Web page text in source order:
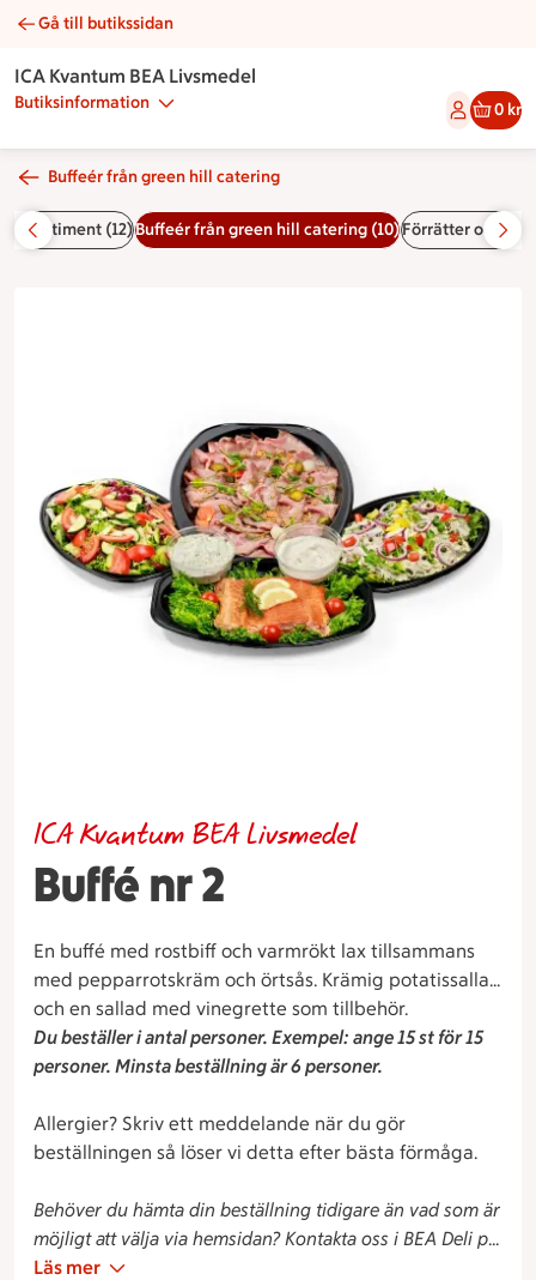
Buffé nr 2 | Catering ICA Kvantum BEA Livsmedel
Gå till butikssidan
ICA Kvantum BEA Livsmedel
Butiksinformation 0 kr
Buffeér från green hill catering
(12)Buffeér från green hill catering (10)Förrätter och
Buffé nr 2
ICA Kvantum BEA Livsmedel
En buffé med rostbiff och varmrökt lax tillsammans
med pepparrotskräm och örtsås. Krämig potatissallad
och en sallad med vinegrette som tillbehör.
Du beställer i antal personer. Exempel: ange 15 st för 15
personer. Minsta beställning är 6 personer.
Allergier? Skriv ett meddelande när du gör
beställningen så löser vi detta efter bästa förmåga.
Behöver du hämta din beställning tidigare än vad som är
möjligt att välja via hemsidan? Kontakta oss i BEA Deli på
08-600 98 51 så ska vi se vad vi kan göra!
Läs mer